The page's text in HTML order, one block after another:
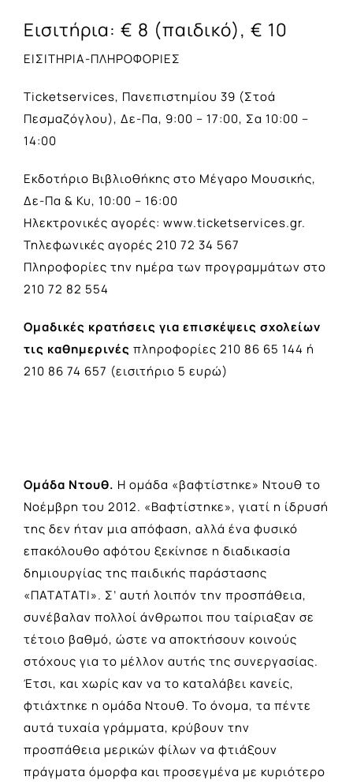
Εισιτήρια: € 8 (παιδικό), € 10
ΕΙΣΙΤΗΡΙΑ-ΠΛΗΡΟΦΟΡΙΕΣ
Ticketservices, Πανεπιστημίου 39 (Στοά
Πεσμαζόγλου), Δε-Πα, 9:00 – 17:00, Σα 10:00 –
14:00
Εκδοτήριο Βιβλιοθήκης στο Μέγαρο Μουσικής,
Δε-Πα & Κυ, 10:00 – 16:00
Ηλεκτρονικές αγορές: www.ticketservices.gr.
Τηλεφωνικές αγορές 210 72 34 567
Πληροφορίες την ημέρα των προγραμμάτων στο
210 72 82 554
Ομαδικές κρατήσεις για επισκέψεις σχολείων
τις καθημερινές πληροφορίες 210 86 65 144 ή
210 86 74 657 (εισιτήριο 5 ευρώ)
Ομάδα Ντουθ. Η ομάδα «βαφτίστηκε» Ντουθ το
Νοέμβρη του 2012. «Βαφτίστηκε», γιατί η ίδρυσή
της δεν ήταν μια απόφαση, αλλά ένα φυσικό
επακόλουθο αφότου ξεκίνησε η διαδικασία
δημιουργίας της παιδικής παράστασης
«ΠΑΤΑΤΑΤΙ». Σ’ αυτή λοιπόν την προσπάθεια,
συνέβαλαν πολλοί άνθρωποι που ταίριαξαν σε
τέτοιο βαθμό, ώστε να αποκτήσουν κοινούς
στόχους για το μέλλον αυτής της συνεργασίας.
Έτσι, και χωρίς καν να το καταλάβει κανείς,
φτιάχτηκε η ομάδα Ντουθ. Το όνομα, τα πέντε
αυτά τυχαία γράμματα, κρύβουν την
προσπάθεια μερικών φίλων να φτιάξουν
πράγματα όμορφα και προσεγμένα με κυριότερο